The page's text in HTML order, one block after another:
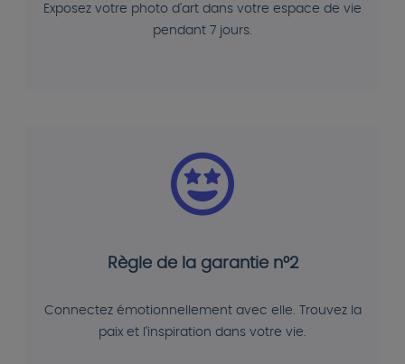
Exposez votre photo d'art dans votre espace de vie
pendant 7 jours.
Règle de la garantie n°2
Connectez émotionnellement avec elle. Trouvez la
paix et l'inspiration dans votre vie.